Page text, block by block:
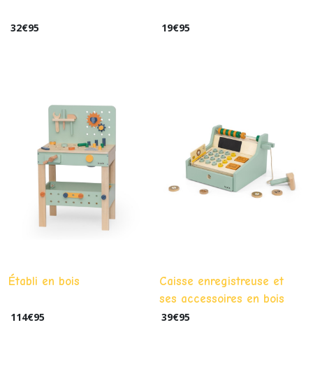
32€95 19€95
Établi en bois
114€95
Caisse enregistreuse et
ses accessoires en bois
39€95